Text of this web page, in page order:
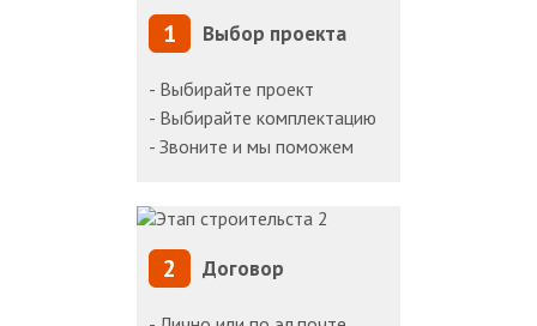
1 Выбор проекта
- Выбирайте проект
- Выбирайте комплектацию
- Звоните и мы поможем
2 Договор